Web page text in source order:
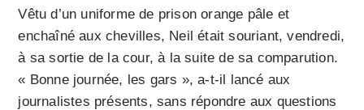
Vêtu d’un uniforme de prison orange pâle et
enchaîné aux chevilles, Neil était souriant, vendredi,
à sa sortie de la cour, à la suite de sa comparution.
« Bonne journée, les gars », a-t-il lancé aux
journalistes présents, sans répondre aux questions